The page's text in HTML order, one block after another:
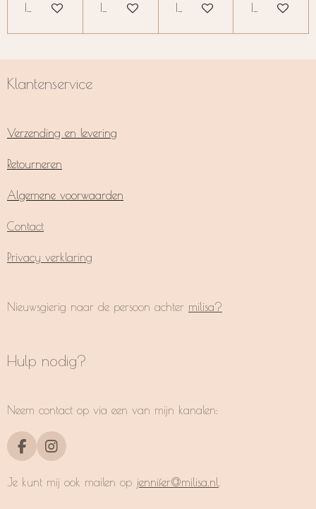
In winkelwagen In winkelwagen In winkelwagen In
Klantenservice
Verzending en levering
Retourneren
Algemene voorwaarden
Contact
Privacy verklaring
Nieuwsgierig naar de persoon achter milisa?
Hulp nodig?
Neem contact op via een van mijn kanalen:
F
a
c
I
n
s
Je kunt mij ook mailen op jennifer@milisa.nl